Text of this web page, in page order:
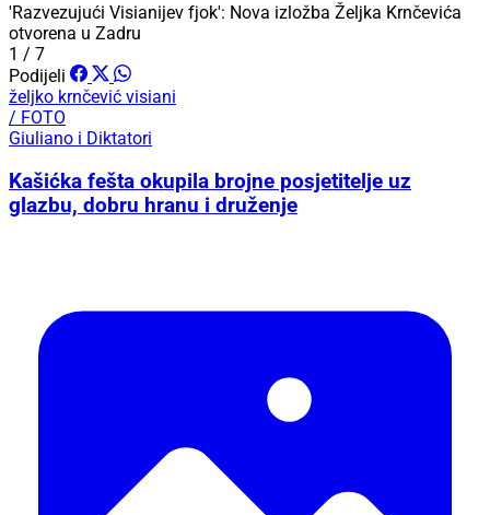
'Razvezujući Visianijev fjok': Nova izložba Željka Krnčevića
otvorena u Zadru
1 / 7
Podijeli
željko krnčević visiani
/ FOTO
Giuliano i Diktatori
Kašićka fešta okupila brojne posjetitelje uz
glazbu, dobru hranu i druženje